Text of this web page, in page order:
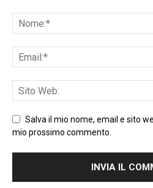
Salva il mio nome, email e sito
mio prossimo commento.